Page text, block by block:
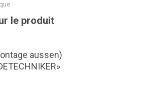
le produit
aussen)